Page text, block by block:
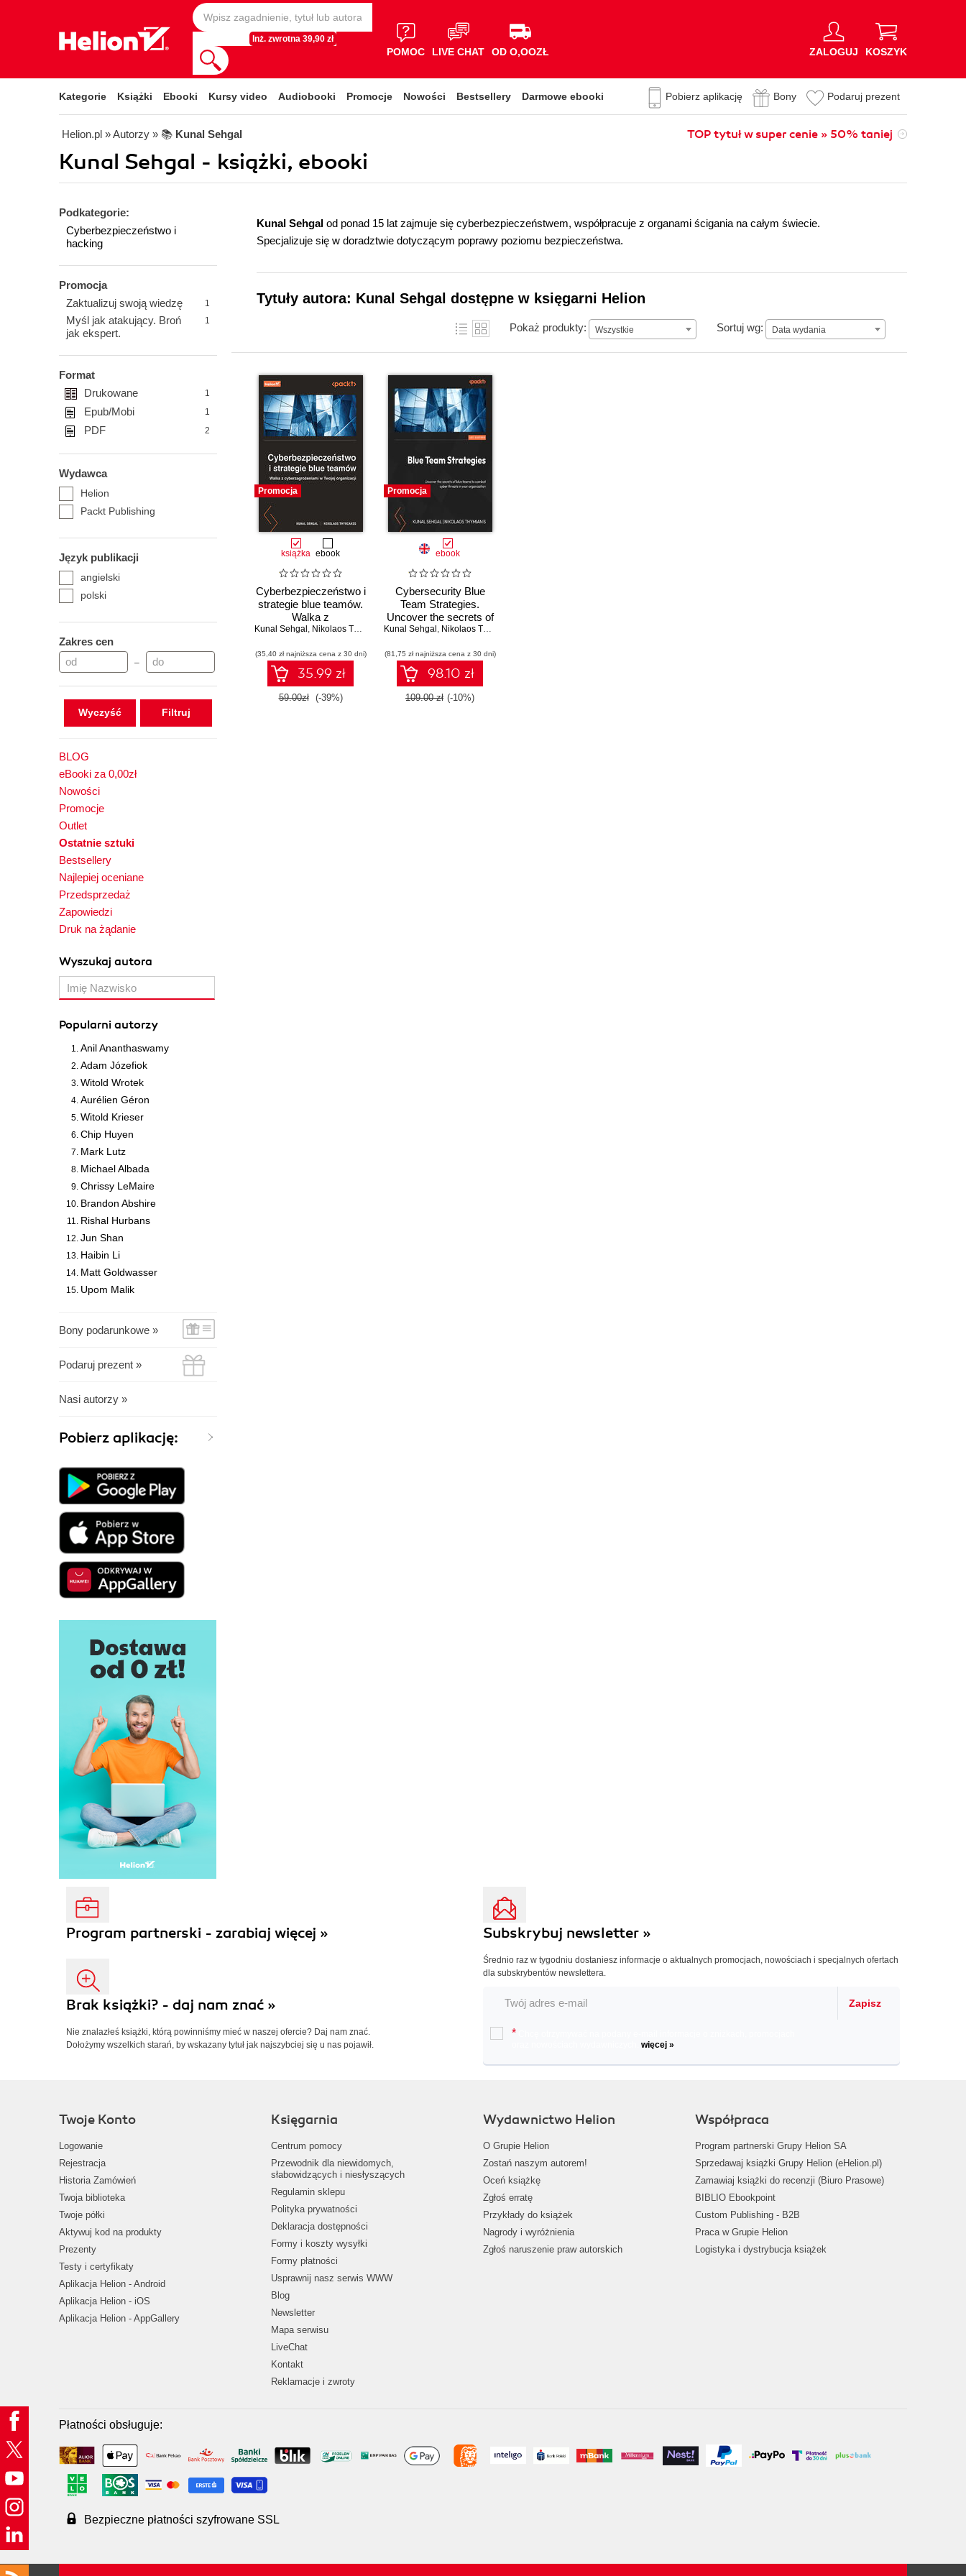
Inż. zwrotna 39,90 zł
POMOC LIVE CHAT OD O,OOZŁ ZALOGUJ KOSZYK
Kategorie Książki Ebooki Kursy video Audiobooki Promocje Nowości Bestsellery Darmowe ebooki Pobierz aplikację Bony Podaruj prezent
Helion.pl » Autorzy » 📚 Kunal Sehgal TOP tytuł w super cenie » 50% taniej
Kunal Sehgal - książki, ebooki
Podkategorie:
Cyberbezpieczeństwo i
hacking
Promocja
Zaktualizuj swoją wiedzę
1
Myśl jak atakujący. Broń
jak ekspert.
1
Format
Drukowane
1
Epub/Mobi 1
PDF 2
Wydawca
Helion
Packt Publishing
Język publikacji
angielski
polski
Zakres cen
–
Wyczyść
BLOG
eBooki za 0,00zł
Nowości
Promocje
Outlet
Ostatnie sztuki
Bestsellery
Najlepiej oceniane
Przedsprzedaż
Zapowiedzi
Druk na żądanie
Wyszukaj autora
Popularni autorzy
Anil Ananthaswamy
Adam Józefiok
Witold Wrotek
Aurélien Géron
Witold Krieser
Chip Huyen
Mark Lutz
Michael Albada
Chrissy LeMaire
Brandon Abshire
Rishal Hurbans
Jun Shan
Haibin Li
Matt Goldwasser
Upom Malik
Bony podarunkowe »
Podaruj prezent »
Nasi autorzy »
Pobierz aplikację:
Kunal Sehgal od ponad 15 lat zajmuje się cyberbezpieczeństwem, współpracuje z organami ścigania na całym świecie.
Specjalizuje się w doradztwie dotyczącym poprawy poziomu bezpieczeństwa.
Tytuły autora: Kunal Sehgal dostępne w księgarni Helion
Pokaż produkty: Wszystkie Sortuj wg: Data wydania
Data wydania
Promocja
książka ebook
Cyberbezpieczeństwo i
strategie blue teamów.
Walka z
cyberzagrożeniami w
Kunal Sehgal , Nikolaos Thymianis
(35,40 zł najniższa cena z 30 dni)
35.99 zł
59.00zł (-39%)
Promocja
ebook
Cybersecurity Blue
Team Strategies.
Uncover the secrets of
blue teams to combat
organization
Kunal Sehgal , Nikolaos Thymianis
(81,75 zł najniższa cena z 30 dni)
98.10 zł
109.00 zł (-10%)
Program partnerski - zarabiaj więcej »
Brak książki? - daj nam znać »
Nie znalazłeś książki, którą powinniśmy mieć w naszej ofercie? Daj nam znać.
Dołożymy wszelkich starań, by wskazany tytuł jak najszybciej się u nas pojawił.
Subskrybuj newsletter »
Średnio raz w tygodniu dostaniesz informacje o aktualnych promocjach, nowościach i specjalnych ofertach
dla subskrybentów newslettera.
Zapisz
*
więcej »
Twoje Konto
Logowanie
Rejestracja
Historia Zamówień
Twoja biblioteka
Twoje półki
Aktywuj kod na produkty
Prezenty
Testy i certyfikaty
Aplikacja Helion - Android
Aplikacja Helion - iOS
Aplikacja Helion - AppGallery
Księgarnia
Centrum pomocy
Przewodnik dla niewidomych,
słabowidzących i niesłyszących
Regulamin sklepu
Polityka prywatności
Deklaracja dostępności
Formy i koszty wysyłki
Formy płatności
Usprawnij nasz serwis WWW
Blog
Newsletter
Mapa serwisu
LiveChat
Kontakt
Reklamacje i zwroty
Wydawnictwo Helion
O Grupie Helion
Zostań naszym autorem!
Oceń książkę
Zgłoś erratę
Przykłady do książek
Nagrody i wyróżnienia
Zgłoś naruszenie praw autorskich
Współpraca
Program partnerski Grupy Helion SA
Sprzedawaj książki Grupy Helion (eHelion.pl)
Zamawiaj książki do recenzji (Biuro Prasowe)
BIBLIO Ebookpoint
Custom Publishing - B2B
Praca w Grupie Helion
Logistyka i dystrybucja książek
Płatności obsługuje:
Bezpieczne płatności szyfrowane SSL